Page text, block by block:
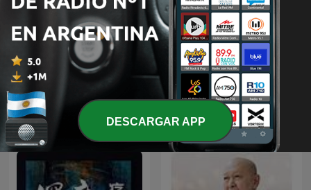
Noche de Misterio Platicas Cristianas
Más podcasts internacionales de Religión
y espiritualidadDESCARGAR APP